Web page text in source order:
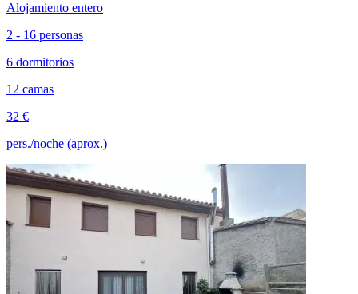
Alojamiento entero
2 - 16 personas
6 dormitorios
12 camas
32 €
pers./noche (aprox.)